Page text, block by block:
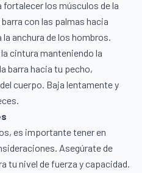
fortalecer los músculos de la
con las palmas hacia
anchura de los hombros.
cintura manteniendo la
barra hacia tu pecho,
cuerpo. Baja lentamente y
es importante tener en
Asegúrate de
tu nivel de fuerza y capacidad.